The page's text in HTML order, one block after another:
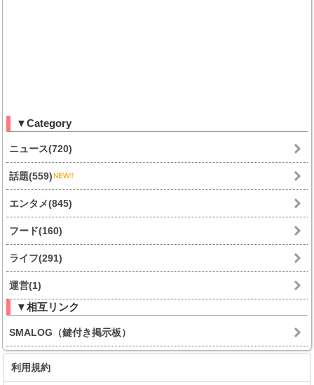
▼Category
ニュース(720)
話題(559)
エンタメ(845)
フード(160)
ライフ(291)
運営(1)
▼相互リンク
SMALOG（鍵付き掲示板）
利用規約